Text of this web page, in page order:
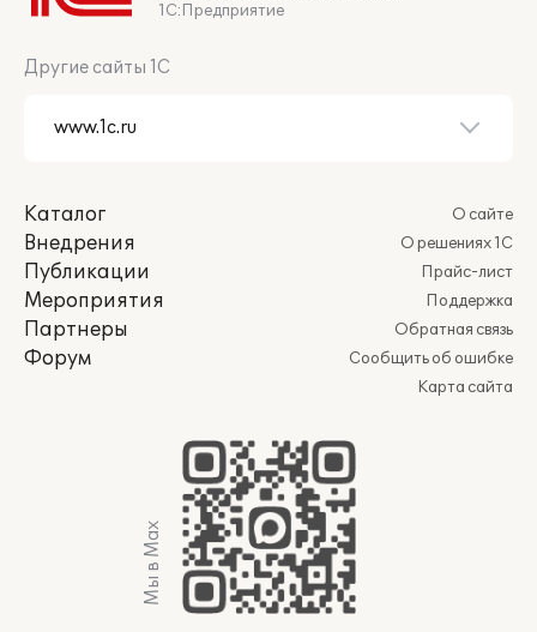
1С:Предприятие
Другие сайты 1С
Каталог
Внедрения
Публикации
Мероприятия
Партнеры
Форум
О сайте
О решениях 1С
Прайс-лист
Поддержка
Обратная связь
Сообщить об ошибке
Карта сайта
Мы в Max